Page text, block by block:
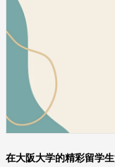
在大阪大学的精彩留学